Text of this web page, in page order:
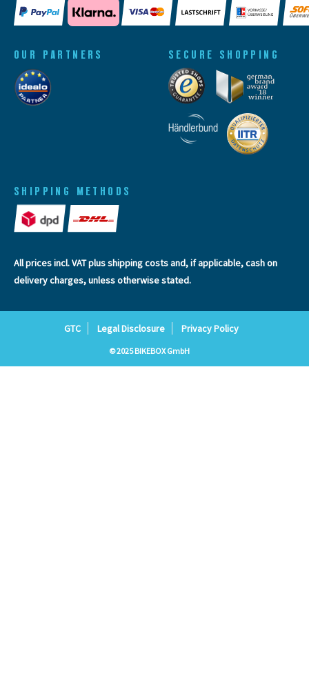
SHIPPING METHODS
OUR PARTNERS SECURE SHOPPING
All prices incl. VAT plusshipping costsand, if applicable, cash on
delivery charges, unless otherwise stated.
GTC Legal Disclosure Privacy Policy
© 2025 BIKEBOX GmbH